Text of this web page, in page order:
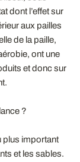
dont l’effet sur
aux pailles
de la paille,
ont une
et donc sur
?
plus important
et les sables.